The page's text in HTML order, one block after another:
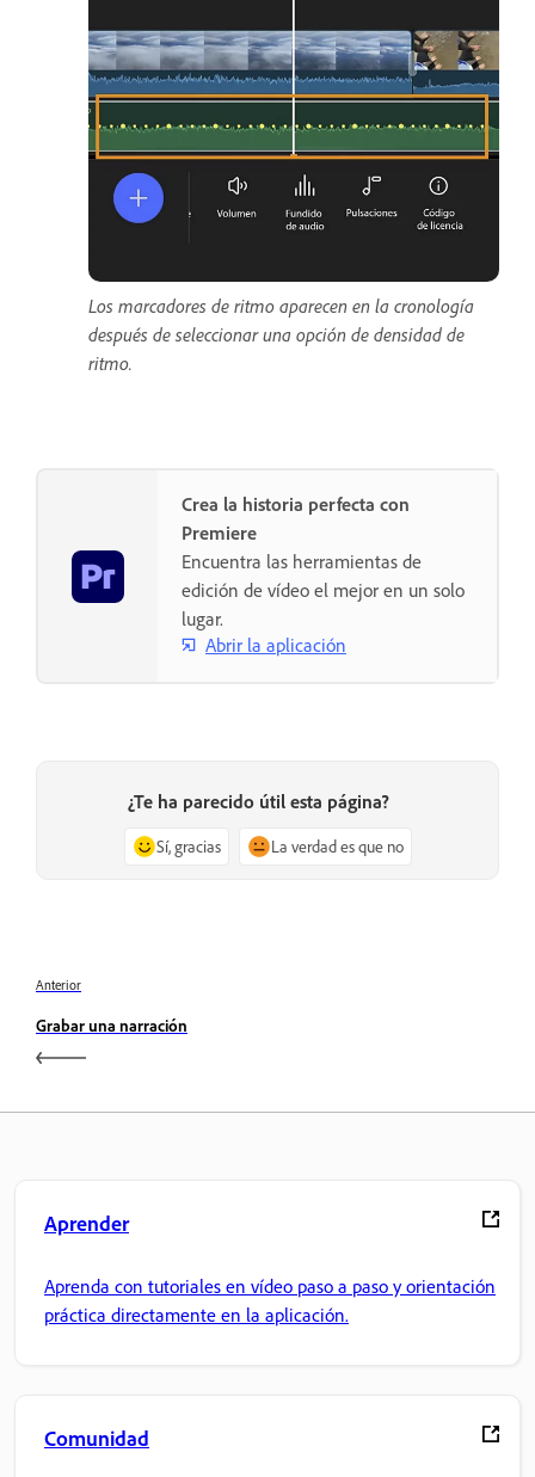
Los marcadores de ritmo aparecen en la cronología
después de seleccionar una opción de densidad de
ritmo.
Crea la historia perfecta con
Premiere
Encuentra las herramientas de
edición de vídeo el mejor en un solo
lugar.
Abrir la aplicación
¿Te ha parecido útil esta página?
Sí, gracias La verdad es que no
Anterior
Grabar una narración
Aprender
Aprenda con tutoriales en vídeo paso a paso y orientación
práctica directamente en la aplicación.
Comunidad